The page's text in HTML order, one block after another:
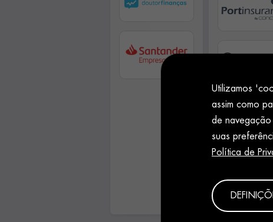
Utilizamos
assim como
de
suas
Política de